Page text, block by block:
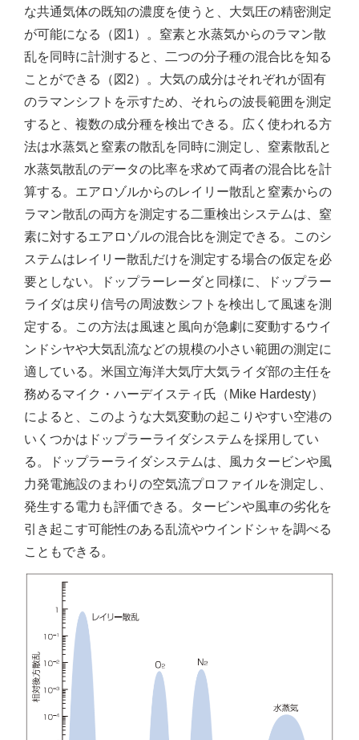
な共通気体の既知の濃度を使うと、大気圧の精密測定
が可能になる（図1）。窒素と水蒸気からのラマン散
乱を同時に計測すると、二つの分子種の混合比を知る
ことができる（図2）。大気の成分はそれぞれが固有
のラマンシフトを示すため、それらの波長範囲を測定
すると、複数の成分種を検出できる。広く使われる方
法は水蒸気と窒素の散乱を同時に測定し、窒素散乱と
水蒸気散乱のデータの比率を求めて両者の混合比を計
算する。エアロゾルからのレイリー散乱と窒素からの
ラマン散乱の両方を測定する二重検出システムは、窒
素に対するエアロゾルの混合比を測定できる。このシ
ステムはレイリー散乱だけを測定する場合の仮定を必
要としない。ドップラーレーダと同様に、ドップラー
ライダは戻り信号の周波数シフトを検出して風速を測
定する。この方法は風速と風向が急劇に変動するウイ
ンドシヤや大気乱流などの規模の小さい範囲の測定に
適している。米国立海洋大気庁大気ライダ部の主任を
務めるマイク・ハーデイスティ氏（Mike Hardesty）
によると、このような大気変動の起こりやすい空港の
いくつかはドップラーライダシステムを採用してい
る。ドップラーライダシステムは、風カタービンや風
力発電施設のまわりの空気流プロファイルを測定し、
発生する電力も評価できる。タービンや風車の劣化を
引き起こす可能性のある乱流やウインドシャを調べる
こともできる。